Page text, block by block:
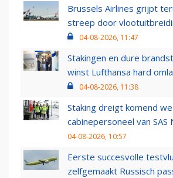
Brussels Airlines grijpt
streep door
04-08-2026, 11:47
Stakingen en dure
winst Lufthansa hard
04-08-2026, 11:38
Staking dreigt komend
cabinepersoneel van SAS
04-08-2026, 10:57
Eerste succesvolle
zelfgemaakt Russisch